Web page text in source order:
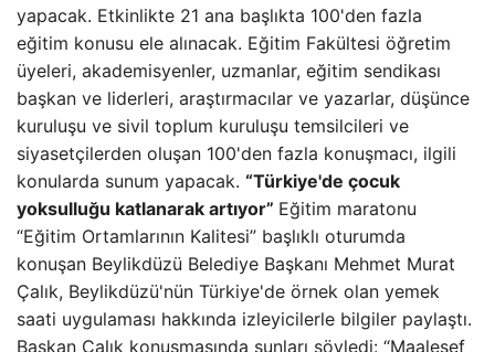
yapacak. Etkinlikte 21 ana başlıkta 100'den fazla
eğitim konusu ele alınacak. Eğitim Fakültesi öğretim
üyeleri, akademisyenler, uzmanlar, eğitim sendikası
başkan ve liderleri, araştırmacılar ve yazarlar, düşünce
kuruluşu ve sivil toplum kuruluşu temsilcileri ve
siyasetçilerden oluşan 100'den fazla konuşmacı, ilgili
konularda sunum yapacak. “Türkiye'de çocuk
yoksulluğu katlanarak artıyor” Eğitim maratonu
“Eğitim Ortamlarının Kalitesi” başlıklı oturumda
konuşan Beylikdüzü Belediye Başkanı Mehmet Murat
Çalık, Beylikdüzü'nün Türkiye'de örnek olan yemek
saati uygulaması hakkında izleyicilerle bilgiler paylaştı.
Başkan Çalık konuşmasında şunları söyledi: “Maalesef